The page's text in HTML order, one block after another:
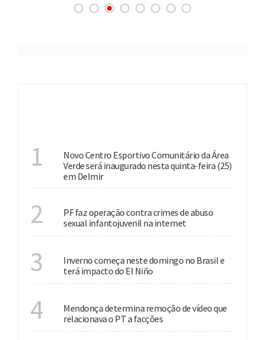
1
Novo Centro Esportivo Comunitário da Área
Verde será inaugurado nesta quinta-feira (25)
em Delmir
2
PF faz operação contra crimes de abuso
sexual infantojuvenil na internet
3
Inverno começa neste domingo no Brasil e
terá impacto do El Niño
4
Mendonça determina remoção de vídeo que
relacionava o PT a facções